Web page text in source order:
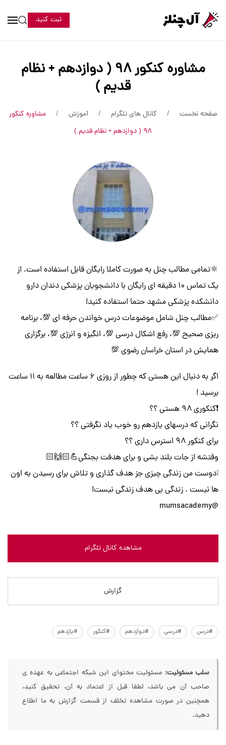
ثبت کنید
مشاوره کنکور ۹۸ ( دوازدهم + نظام
قدیم )
صفحه نخست کانال های تلگرام آموزش
مشاوره کنکور
۹۸ ( دوازدهم + نظام قدیم )
🔆تمامی مطالب چنل به صورت کاملا رایگان قابل استفاده است. از
یک تماس ۱۰ دقیقه ای رایگان با دانشجویان پزشکی دندان دارو
دانشکده پزشکی مشهد حتما استفاده کنید!
✅مطالب چنل شامل موضوعات درس خواندن حرفه ای 💯، برنامه
ریزی صحیح 💯، رفع اشکال درسی 💯، انگیزه و انرژی 💯، برگزاری
همایش در استان خراسان رضوی 💯
اگر به دنبال این هستی که چطور از روزی ۶ ساعت مطالعه به ۱۱ ساعت
برسید !
❗️کنکوری ۹۸ هستی ؟؟
نگرانی که درسهای یازدهم رو خوب یاد نگرفتی ؟؟
برای کنکور ۹۸ استرس داری ؟؟
وقتشه از جات بلند بشی و برای هدفت بجنگی💪🏻🙌🏻
❕دوست من زندگی چیزی جز هدف گذاری و تلاش برای رسیدن به اون
ها نیست . زندگی بی هدف زندگی نیست!
@mumsacademy
مشاهده کانال تلگرام
گزارش
#درس #درسی #دوازدهم #کنکور #یازدهم
سلب مسئولیت: مسئولیت محتوای این شبکه اجتماعی به عهده ی
صاحب آن می باشد، لطفا قبل از اعتماد به آن، تحقیق کنید،
همچنین در صورت مشاهده تخلف از قسمت گزارش به ما اطلاع
دهید.